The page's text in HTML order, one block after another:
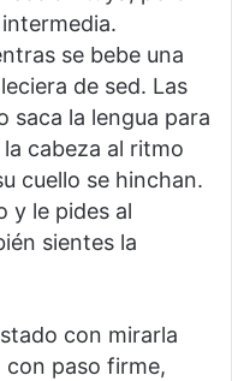
se bebe una
de sed. Las
saca la lengua para
cabeza al ritmo
cuello se hinchan.
y le pides al
sientes la
con mirarla
con paso firme,